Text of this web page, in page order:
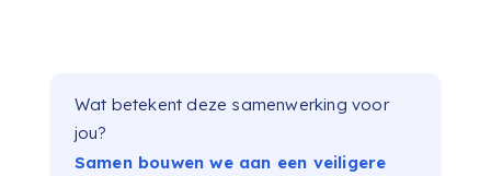
Wat betekent deze samenwerking voor
jou?
Samen bouwen we aan een veiligere